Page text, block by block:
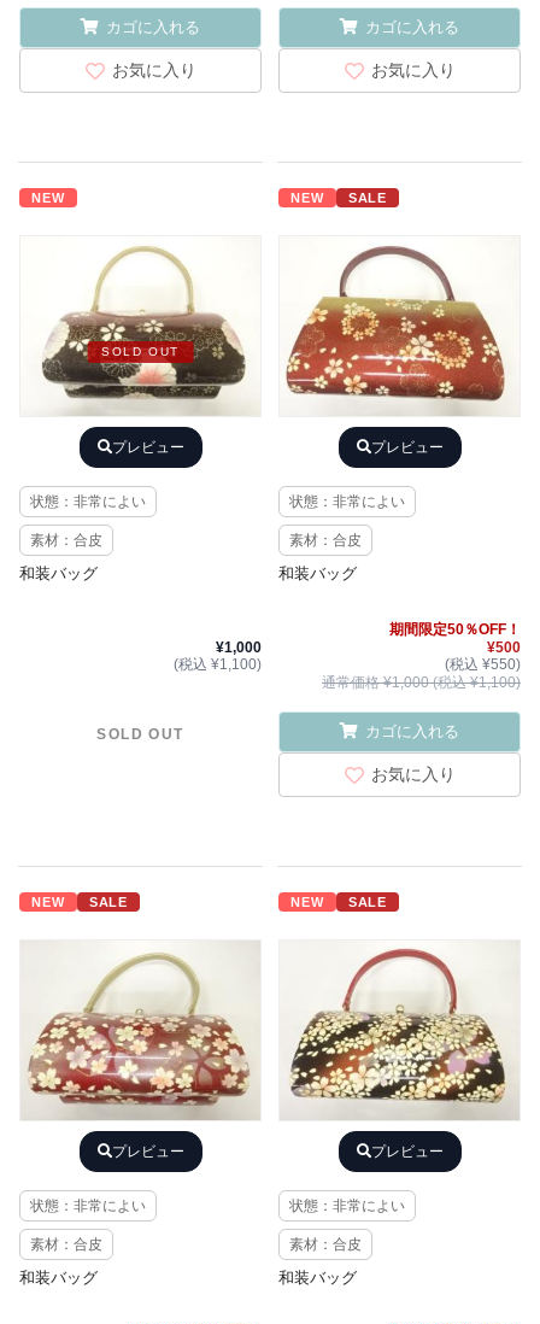
カゴに入れる
お気に入り
カゴに入れる
お気に入り
NEW
SOLD OUT
プレビュー
状態：非常によい
素材：合皮
和装バッグ
¥1,000
(税込 ¥1,100)
SOLD OUT
NEW SALE
プレビュー
状態：非常によい
素材：合皮
和装バッグ
期間限定50％OFF！
¥500
(税込 ¥550)
通常価格 ¥1,000 (税込 ¥1,100)
カゴに入れる
お気に入り
NEW SALE
プレビュー
状態：非常によい
素材：合皮
和装バッグ
NEW SALE
プレビュー
状態：非常によい
素材：合皮
和装バッグ